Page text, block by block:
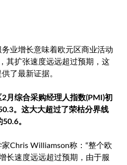
业增长意味着欧元区商业活动
其扩张速度远远超过预期，这
了最新证据。
月综合采购经理人指数(PMI)初
。这大大超过了荣枯分界线
。
Chris Williamson称：“整个欧
长速度远远超过预期，由于服